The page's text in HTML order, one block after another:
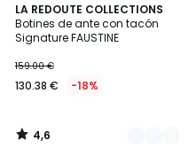
LA REDOUTE COLLECTIONS
Botines de ante con tacón
Signature FAUSTINE
159.00 €
130.38 € -18%
4,6
/ 5
2
Colores
4,6
/